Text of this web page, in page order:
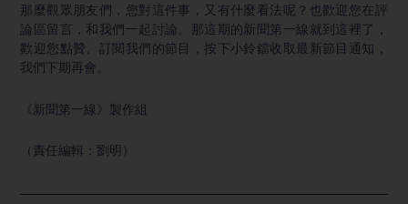
那麼觀眾朋友們，您對這件事，又有什麼看法呢？也歡迎您在評
論區留言，和我們一起討論。那這期的新聞第一線就到這裡了，
歡迎您點贊、訂閱我們的節目，按下小鈴鐺收取最新節目通知，
我們下期再會。
《新聞第一線》製作組
（責任編輯：劉明）